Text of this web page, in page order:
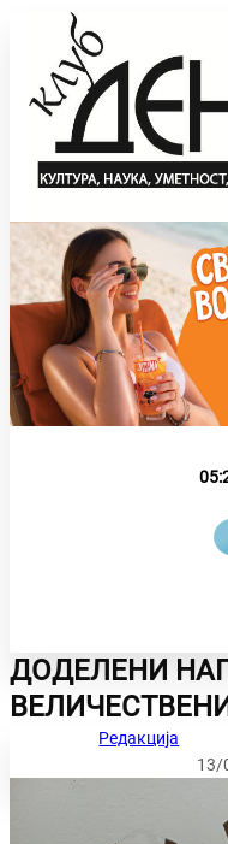
ДОДЕЛЕНИ
Редакција
13/